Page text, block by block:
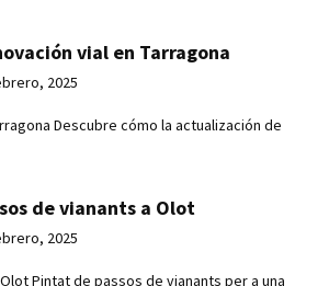
vial en Tarragona
2025
Descubre cómo la actualización de
de vianants a Olot
2025
Pintat de passos de vianants per a una